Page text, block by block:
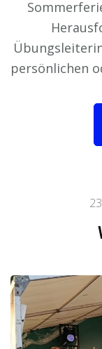
persönlichen